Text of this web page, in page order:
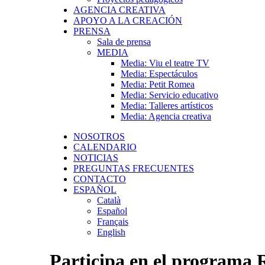
AGENCIA CREATIVA
APOYO A LA CREACIÓN
PRENSA
Sala de prensa
MEDIA
Media: Viu el teatre TV
Media: Espectáculos
Media: Petit Romea
Media: Servicio educativo
Media: Talleres artísticos
Media: Agencia creativa
NOSOTROS
CALENDARIO
NOTICIAS
PREGUNTAS FRECUENTES
CONTACTO
ESPAÑOL
Català
Español
Français
English